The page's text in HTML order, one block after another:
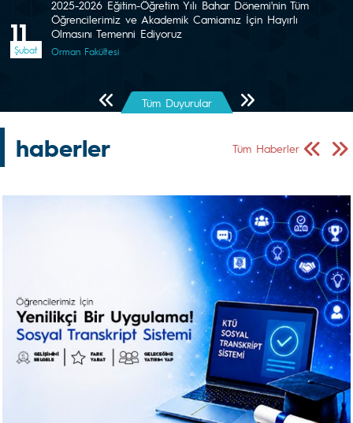
11
Şubat
2025-2026 Eğitim-Öğretim Yılı Bahar Dönemi'nin Tüm
Öğrencilerimiz ve Akademik Camiamız İçin Hayırlı
Olmasını Temenni Ediyoruz
Orman Fakültesi
Önceki SayfaTüm Duyurular Sonraki Sayfa
haberler Tüm Haberler
Önceki